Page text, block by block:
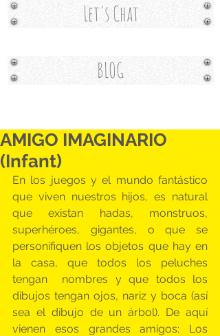
Let's Chat
BLOG
AMIGO IMAGINARIO
(Infant)
En los juegos y el mundo fantástico
que viven nuestros hijos, es natural
que existan hadas, monstruos,
superhéroes, gigantes, o que se
personifiquen los objetos que hay en
la casa, que todos los peluches
tengan  nombres y que todos los
dibujos tengan ojos, nariz y boca (así
sea el dibujo de un árbol). De aquí
vienen esos grandes amigos: Los